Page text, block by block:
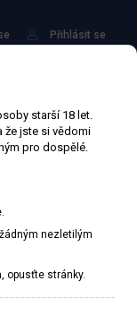
Přihlásit se
starší 18 let.
že jste si vědomi
pro dospělé.
nezletilým
opusťte stránky.